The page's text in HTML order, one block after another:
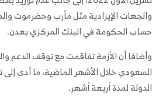
والجهات الإيرادية مثل مأرب وحضرموت
حساب الحكومة في البنك المركزي بعدن.
وأضافا أن الأزمة تفاقمت مع توقف الدعم
السعودي خلال الأشهر الماضية، ما أدى
الدولة لمدة أربعة أشهر.